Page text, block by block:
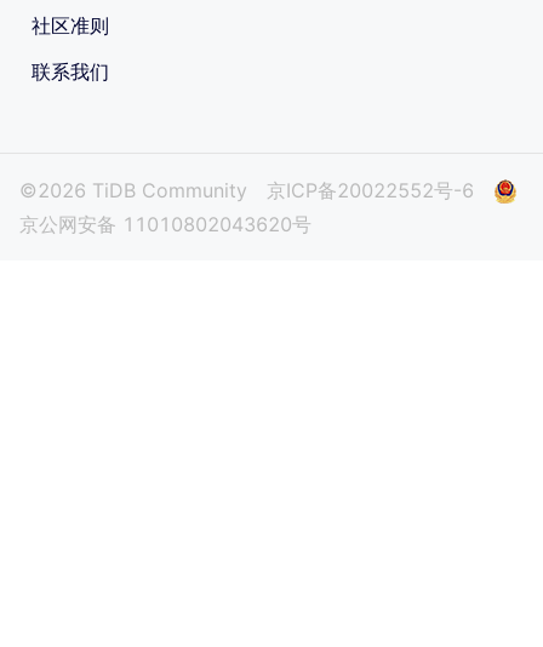
社区准则
联系我们
©2026 TiDB Community
京ICP备20022552号-6
京公网安备 11010802043620号